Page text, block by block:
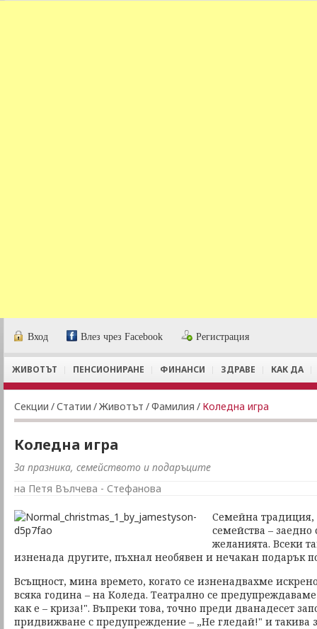
Вход Влез чрез Facebook Регистрация
ЖИВОТЪТ ПЕНСИОНИРАНЕ ФИНАНСИ ЗДРАВЕ КАК ДА
Секции /Статии /Животът /Фамилия / Коледна игра
Коледна игра
За празника, семейството и подаръците
на Петя Вълчева - Стефанова
Семейна традиция,
семейства –
желанията. Всеки
изненада другите, пъхнал необявен и нечакан подарък
Всъщност, мина времето, когато се изненадвахме
всяка година – на Коледа. Театрално се
как е – криза!". Въпреки това, точно преди дванадесет
придвижване с предупреждение – „Не гледай!" и такива